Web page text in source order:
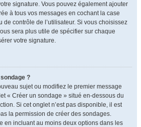
signature. Vous pouvez également ajouter
à tous vos messages en cochant la case
contrôle de l’utilisateur. Si vous choisissez
sera plus utile de spécifier sur chaque
votre signature.
?
sujet ou modifiez le premier message
« Créer un sondage » situé en-dessous du
Si cet onglet n’est pas disponible, il est
la permission de créer des sondages.
en incluant au moins deux options dans les